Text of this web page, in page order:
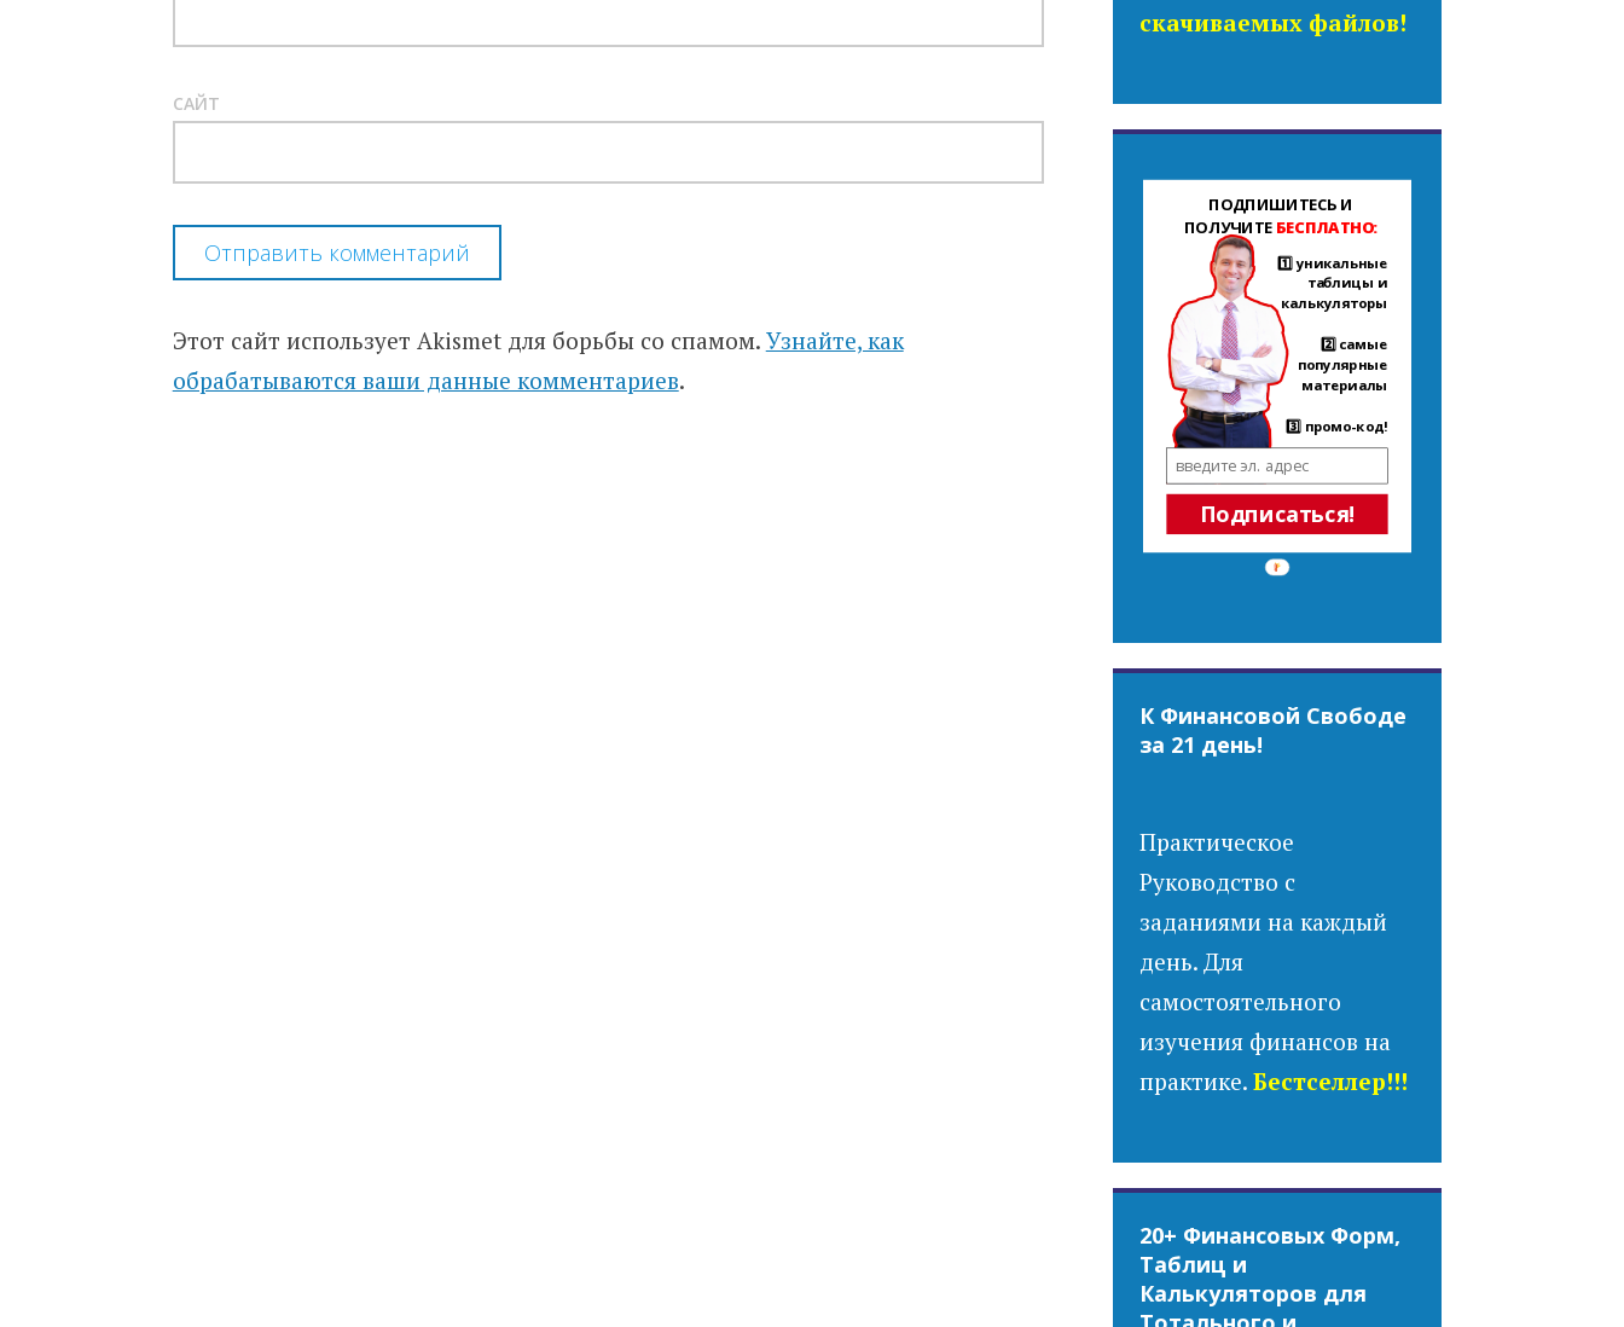
САЙТ
Этот сайт использует Akismet для борьбы со спамом. Узнайте, как
обрабатываются ваши данные комментариев.
скачиваемых файлов!
Подписаться!
ПОДПИШИТЕСЬ И
ПОЛУЧИТЕ БЕСПЛАТНО:
1️⃣ уникальные
таблицы и
калькуляторы
2️⃣ самые
популярные
материалы
3️⃣ промо-код!
К Финансовой Свободе
за 21 день!
Практическое
Руководство с
заданиями на каждый
день. Для
самостоятельного
изучения финансов на
практике.Бестселлер!!!
20+ Финансовых Форм,
Таблиц и
Калькуляторов для